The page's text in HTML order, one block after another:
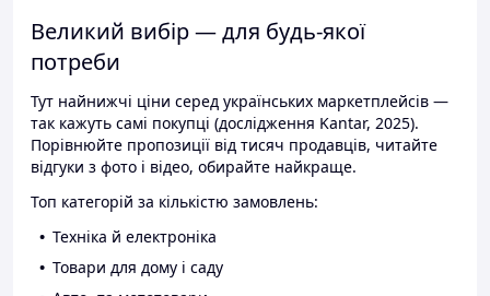
Великий вибір — для будь-якої
потреби
Тут найнижчі ціни серед українських маркетплейсів —
так кажуть самі покупці (дослідження Kantar, 2025).
Порівнюйте пропозиції від тисяч продавців, читайте
відгуки з фото і відео, обирайте найкраще.
Топ категорій за кількістю замовлень:
Техніка й електроніка
Товари для дому і саду